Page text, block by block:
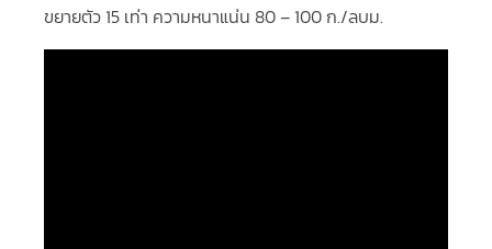
ขยายตัว 15 เท่า ความหนาแน่น 80 – 100 ก./ลบม.